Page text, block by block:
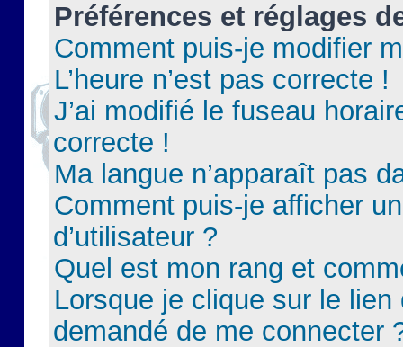
Préférences et réglages
Comment puis-je modifier
L’heure n’est pas correcte !
J’ai modifié le fuseau
correcte !
Ma langue n’apparaît pas
Comment puis-je afficher
d’utilisateur ?
Quel est mon rang et
Lorsque je clique sur le lien
demandé de me connecter